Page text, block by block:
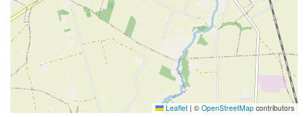
Leaflet | © OpenStreetMap contributors